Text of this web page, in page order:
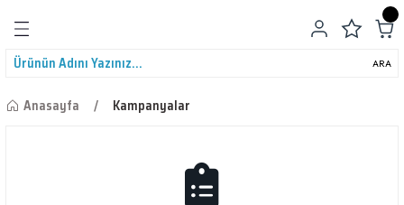
ARA
Anasayfa Kampanyalar